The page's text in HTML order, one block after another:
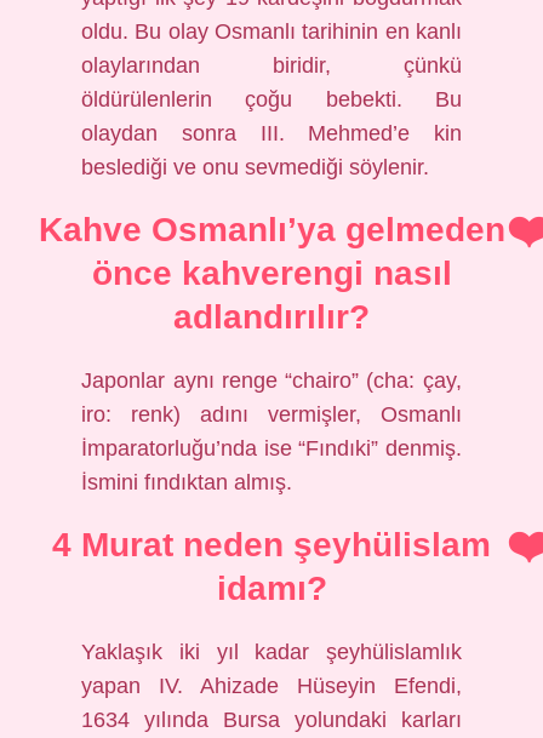
oldu. Bu olay Osmanlı tarihinin en kanlı
olaylarından biridir, çünkü
öldürülenlerin çoğu bebekti. Bu
olaydan sonra III. Mehmed’e kin
beslediği ve onu sevmediği söylenir.
Kahve Osmanlı’ya gelmeden
önce kahverengi nasıl
adlandırılır?
Japonlar aynı renge “chairo” (cha: çay,
iro: renk) adını vermişler, Osmanlı
İmparatorluğu’nda ise “Fındıki” denmiş.
İsmini fındıktan almış.
4 Murat neden şeyhülislam
idamı?
Yaklaşık iki yıl kadar şeyhülislamlık
yapan IV. Ahizade Hüseyin Efendi,
1634 yılında Bursa yolundaki karları